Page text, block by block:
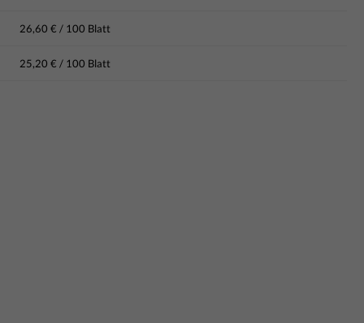
26,60 € / 100 Blatt
25,20 € / 100 Blatt